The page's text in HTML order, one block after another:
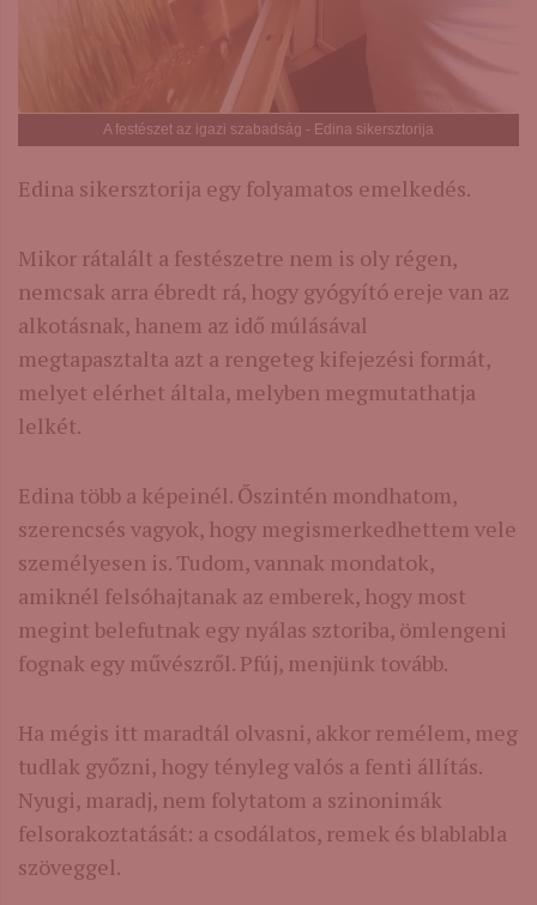
A festészet az igazi szabadság - Edina sikersztorija
Edina sikersztorija egy folyamatos emelkedés.
Mikor rátalált a festészetre nem is oly régen,
nemcsak arra ébredt rá, hogy gyógyító ereje van az
alkotásnak, hanem az idő múlásával
megtapasztalta azt a rengeteg kifejezési formát,
melyet elérhet általa, melyben megmutathatja
lelkét.
Edina több a képeinél. Őszintén mondhatom,
szerencsés vagyok, hogy megismerkedhettem vele
személyesen is. Tudom, vannak mondatok,
amiknél felsóhajtanak az emberek, hogy most
megint belefutnak egy nyálas sztoriba, ömlengeni
fognak egy művészről. Pfúj, menjünk tovább.
Ha mégis itt maradtál olvasni, akkor remélem, meg
tudlak győzni, hogy tényleg valós a fenti állítás.
Nyugi, maradj, nem folytatom a szinonimák
felsorakoztatását: a csodálatos, remek és blablabla
szöveggel.